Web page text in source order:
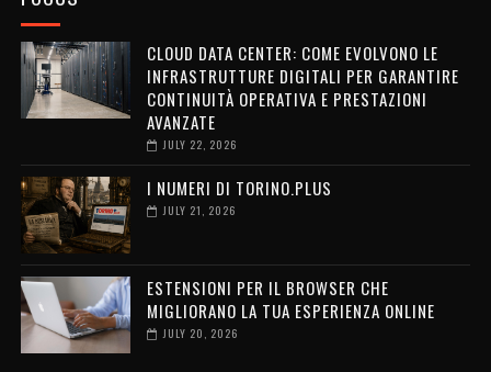
CLOUD DATA CENTER: COME EVOLVONO LE
INFRASTRUTTURE DIGITALI PER GARANTIRE
CONTINUITÀ OPERATIVA E PRESTAZIONI
AVANZATE
JULY 22, 2026
I NUMERI DI TORINO.PLUS
JULY 21, 2026
ESTENSIONI PER IL BROWSER CHE
MIGLIORANO LA TUA ESPERIENZA ONLINE
JULY 20, 2026